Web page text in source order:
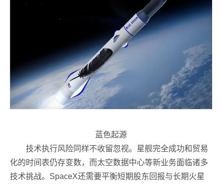
蓝色起源
技术执行风险同样不收留忽视。星舰完全成功和贸易
化的时间表仍存变数，而太空数据中心等新业务面临诸多
技术挑战。SpaceX还需要平衡短期股东回报与长期火星